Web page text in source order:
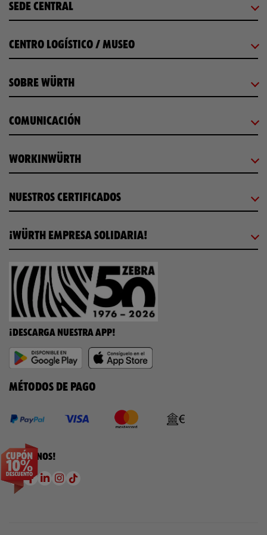
SEDE CENTRAL
CENTRO LOGÍSTICO / MUSEO
SOBRE WÜRTH
COMUNICACIÓN
WORKINWÜRTH
NUESTROS CERTIFICADOS
¡WÜRTH EMPRESA SOLIDARIA!
¡DESCARGA NUESTRA APP!
MÉTODOS DE PAGO
¡SÍGUENOS!